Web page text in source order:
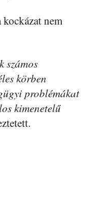
kockázat nem
számos
körben
problémákat
kimenetelű